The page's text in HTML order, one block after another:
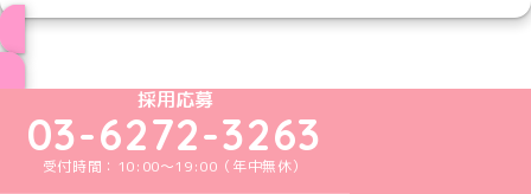
めいどりーみんTikTok公式アカウント
めいどりーみんX公式アカウント
めいどりーみんInstagram公式アカウント
めいどりーみんFacebook公式アカウン
めいどりーみんYouTube公式アカ
採用応募
03-6272-3263
受付時間：10:00～19:00（年中無休）